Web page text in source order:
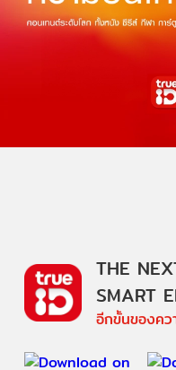
THE
SMART
อีกขั้นของคว